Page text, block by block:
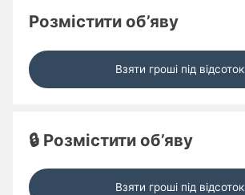
Розмістити об’яву
Взяти гроші під відсоток
🔒 Розмістити об’яву
Взяти гроші під відсоток